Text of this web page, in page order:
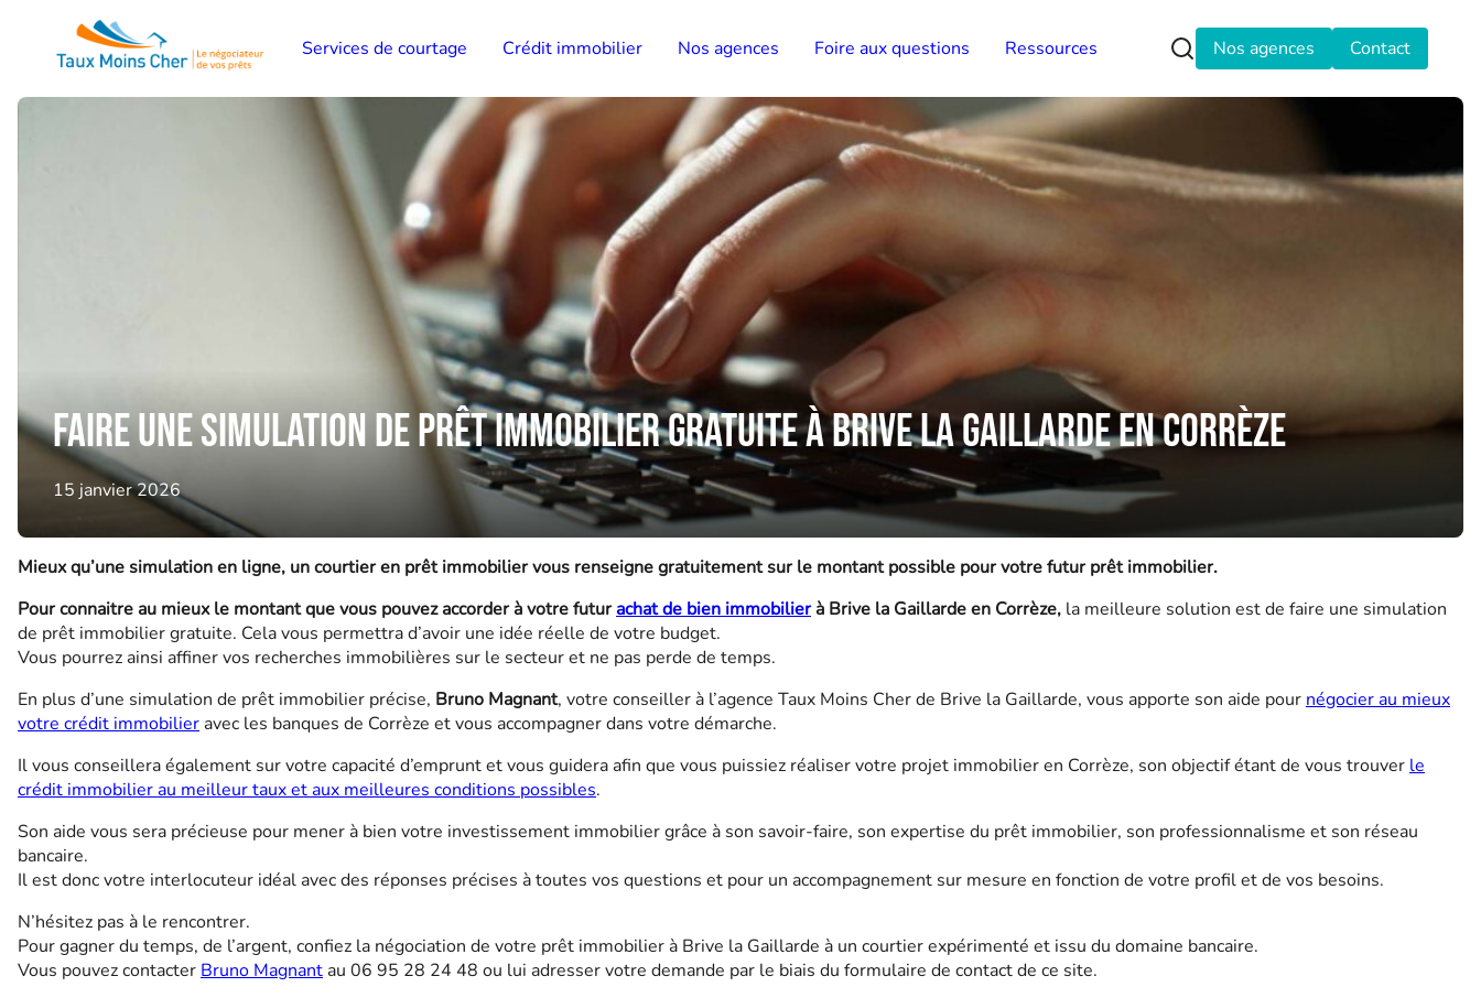
Services de courtage Crédit immobilier Nos agences Foire aux questions Ressources Nos agences Contact
Faire une simulation de prêt immobilier gratuite à Brive la Gaillarde en Corrèze
15 janvier 2026
Mieux qu’une simulation en ligne, un courtier en prêt immobilier vous renseigne gratuitement sur le montant possible pour votre futur prêt immobilier.
Pour connaitre au mieux le montant que vous pouvez accorder à votre futurachat de bien immobilierà Brive la Gaillarde en Corrèze, la meilleure solution est de faire une simulation
de prêt immobilier gratuite. Cela vous permettra d’avoir une idée réelle de votre budget.
Vous pourrez ainsi affiner vos recherches immobilières sur le secteur et ne pas perde de temps.
En plus d’une simulation de prêt immobilier précise, Bruno Magnant, votre conseiller à l’agence Taux Moins Cher de Brive la Gaillarde, vous apporte son aide pour négocier au mieux
votre crédit immobilier avec les banques de Corrèze et vous accompagner dans votre démarche.
Il vous conseillera également sur votre capacité d’emprunt et vous guidera afin que vous puissiez réaliser votre projet immobilier en Corrèze, son objectif étant de vous trouver le
crédit immobilier au meilleur taux et aux meilleures conditions possibles.
Son aide vous sera précieuse pour mener à bien votre investissement immobilier grâce à son savoir-faire, son expertise du prêt immobilier, son professionnalisme et son réseau
bancaire.
Il est donc votre interlocuteur idéal avec des réponses précises à toutes vos questions et pour un accompagnement sur mesure en fonction de votre profil et de vos besoins.
N’hésitez pas à le rencontrer.
Pour gagner du temps, de l’argent, confiez la négociation de votre prêt immobilier à Brive la Gaillarde à un courtier expérimenté et issu du domaine bancaire.
Vous pouvez contacter Bruno Magnant au 06 95 28 24 48 ou lui adresser votre demande par le biais du formulaire de contact de ce site.